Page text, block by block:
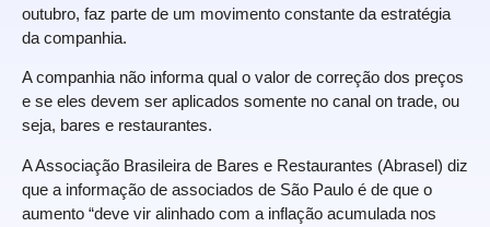
outubro, faz parte de um movimento constante da estratégia
da companhia.
A companhia não informa qual o valor de correção dos preços
e se eles devem ser aplicados somente no canal on trade, ou
seja, bares e restaurantes.
A Associação Brasileira de Bares e Restaurantes (Abrasel) diz
que a informação de associados de São Paulo é de que o
aumento “deve vir alinhado com a inflação acumulada nos